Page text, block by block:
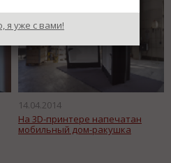
14.04.2014
На 3D-принтере напечатан
мобильный дом-ракушка
я уже с вами!